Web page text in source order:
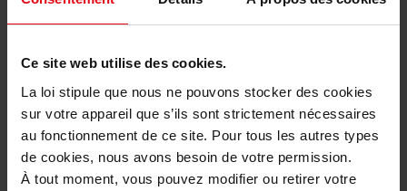
Ce site web utilise des cookies.
La loi stipule que nous ne pouvons stocker des cookies
sur votre appareil que s’ils sont strictement nécessaires
au fonctionnement de ce site. Pour tous les autres types
de cookies, nous avons besoin de votre permission.
À tout moment, vous pouvez modifier ou retirer votre
Description
Caractéristiques